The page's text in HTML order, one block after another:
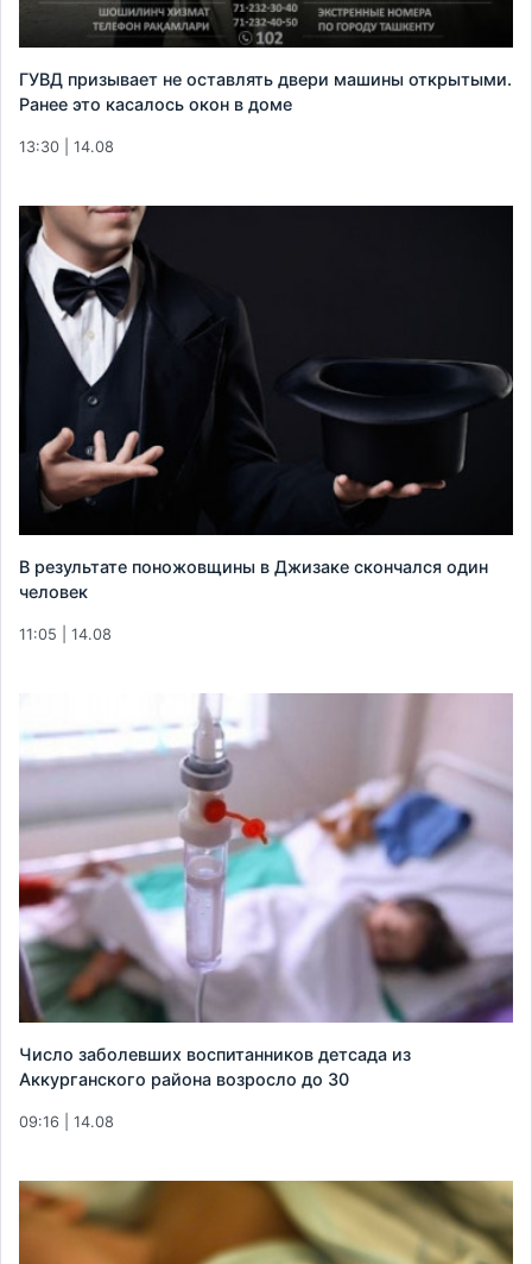
ГУВД призывает не оставлять двери машины открытыми.
Ранее это касалось окон в доме
13:30 | 14.08
В результате поножовщины в Джизаке скончался один
человек
11:05 | 14.08
Число заболевших воспитанников детсада из
Аккурганского района возросло до 30
09:16 | 14.08